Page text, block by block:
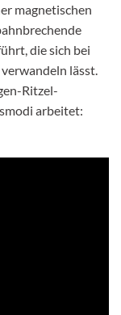
magnetischen
die sich bei
lässt.
Ritzel-
arbeitet: